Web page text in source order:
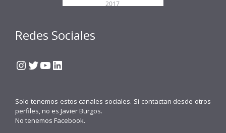
Redes Sociales
Instagram
Twitter
YouTube
LinkedIn
Solo tenemos estos canales sociales. Si contactan desde otros
perfiles, no es Javier Burgos.
No tenemos Facebook.